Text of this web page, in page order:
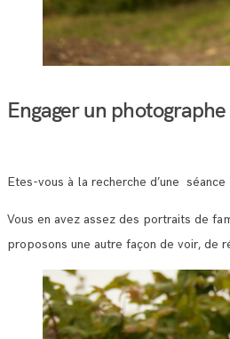
Engager un
Etes-vous à la recherche d’une
Vous en avez assez des portraits de
proposons une autre façon de voir, de